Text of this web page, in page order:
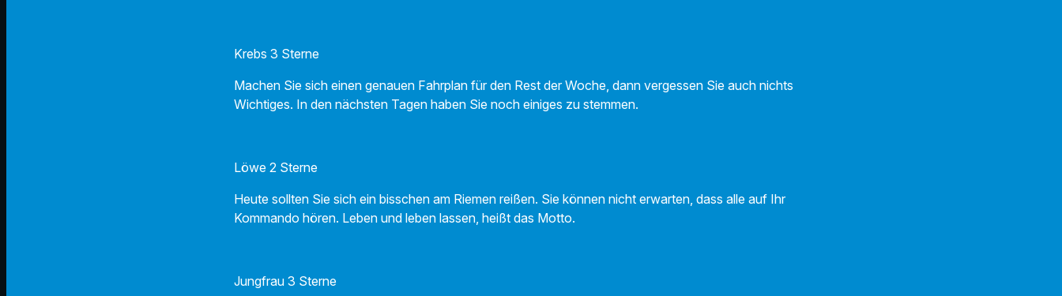
Krebs 3 Sterne
Machen Sie sich einen genauen Fahrplan für den Rest der Woche, dann vergessen Sie auch nichts
Wichtiges. In den nächsten Tagen haben Sie noch einiges zu stemmen.
Löwe 2 Sterne
Heute sollten Sie sich ein bisschen am Riemen reißen. Sie können nicht erwarten, dass alle auf Ihr
Kommando hören. Leben und leben lassen, heißt das Motto.
Jungfrau 3 Sterne